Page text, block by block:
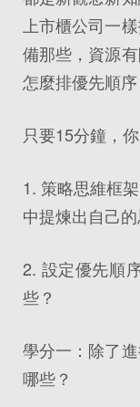
上市櫃公司一
備那些，資源
怎麼排優先順序
只要15分鐘，
1. 策略思維框
中提煉出自己
2. 設定優先順
些？
學分一：除了
哪些？